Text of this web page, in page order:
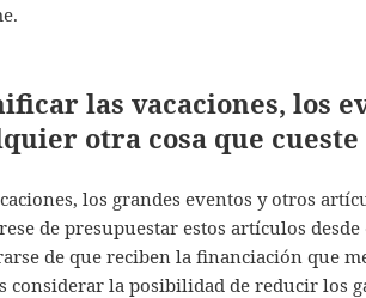
las vacaciones, los
otra cosa que
los grandes eventos y otros
de presupuestar estos artículos
de que reciben la financiación que
considerar la posibilidad de reducir los